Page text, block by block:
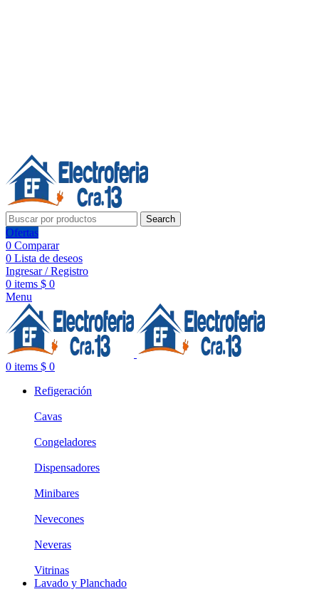
Search
Ofertas
0 Comparar
0 Lista de deseos
Ingresar / Registro
0 items $ 0
Menu
0 items $ 0
Refigeración
Cavas
Congeladores
Dispensadores
Minibares
Nevecones
Neveras
Vitrinas
Lavado y Planchado